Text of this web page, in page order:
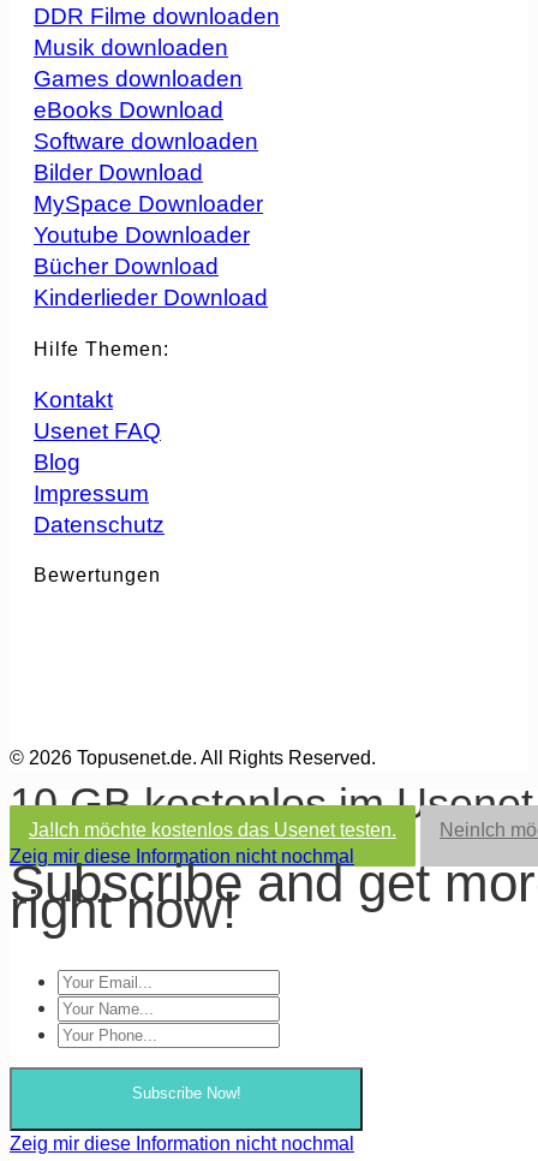
DDR Filme downloaden
Musik downloaden
Games downloaden
eBooks Download
Software downloaden
Bilder Download
MySpace Downloader
Youtube Downloader
Bücher Download
Kinderlieder Download
Hilfe Themen:
Kontakt
Usenet FAQ
Blog
Impressum
Datenschutz
Bewertungen
© 2026 Topusenet.de. All Rights Reserved.
10 GB kostenlos im
Ja! Ich möchte kostenlos das Usenet testen. Nein Ich
Zeig mir diese Information nicht nochmal
Subscribe and get
right now!
Subscribe Now!
Zeig mir diese Information nicht nochmal